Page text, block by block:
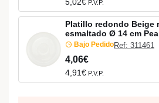
P.V.P.
Platillo redondo Beige
esmaltado Ø 14 cm
Bajo PedidoRef: 311461
4,06€
4,91€ P.V.P.